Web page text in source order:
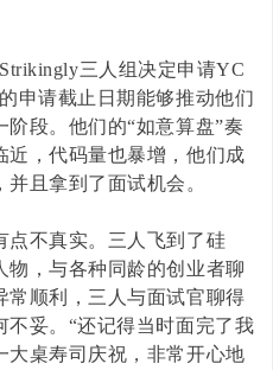
Strikingly三人组决定申请YC
的申请截止日期能够推动他们
段。他们的“如意算盘”奏
近，代码量也暴增，他们成
且拿到了面试机会。
点不真实。三人飞到了硅
，与各种同龄的创业者聊
常顺利，三人与面试官聊得
妥。“还记得当时面完了我
大桌寿司庆祝，非常开心地